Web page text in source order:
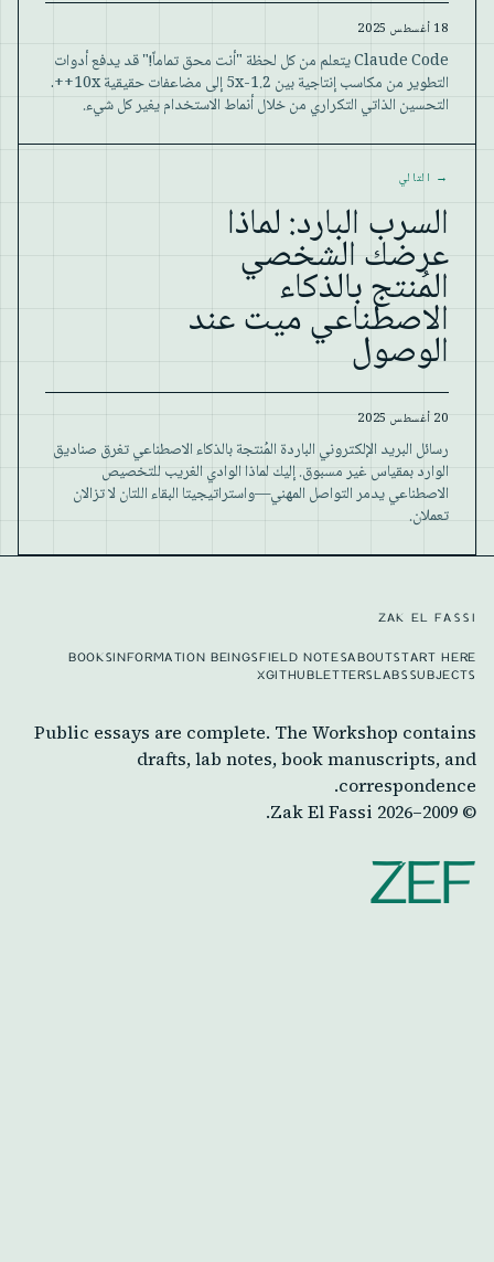
Claude Code يتعلم من كل لحظة "أنت محق تماماً!" قد يدفع أدوات
التطوير من مكاسب إنتاجية بين 1.2-5x إلى مضاعفات حقيقية 10x++.
التحسين الذاتي التكراري من خلال أنماط الاستخدام يغير كل شيء.
التالي
السرب البارد: لماذا
عرضك الشخصي
المُنتج بالذكاء
الاصطناعي ميت عند
الوصول
رسائل البريد الإلكتروني الباردة المُنتجة بالذكاء الاصطناعي تغرق صناديق
الوارد بمقياس غير مسبوق. إليك لماذا الوادي الغريب للتخصيص
الاصطناعي يدمر التواصل المهني—واستراتيجيتا البقاء اللتان لا تزالان
تعملان.
ZAK EL FASSI
START HERE
ABOUT
FIELD NOTES
INFORMATION BEINGS
BOOKS
SUBJECTS
LABS
LETTERS
GITHUB
X
Public essays are complete. The Workshop contains
drafts, lab notes, book manuscripts, and
correspondence.
© 2009–
2026
Zak El Fassi.
ZEF